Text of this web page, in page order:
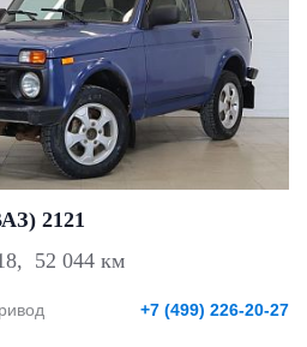
2121
, 52 044 км
+7 (499) 226-20-27